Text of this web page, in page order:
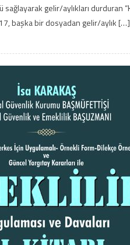
gelir/aylıkları durduran
başka bir dosyadan gelir/aylık […]